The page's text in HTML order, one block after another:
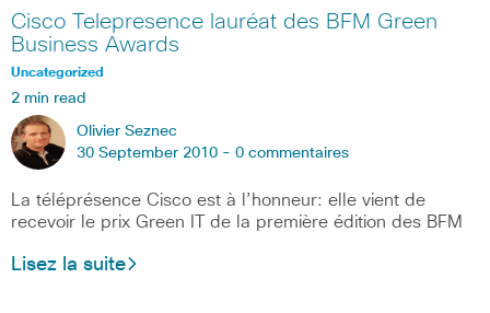
Cisco Telepresence lauréat des BFM Green
Business Awards
Uncategorized
2 min read
Olivier Seznec
30 September 2010 - 0 commentaires
La téléprésence Cisco est à l’honneur: elle vient de
recevoir le prix Green IT de la première édition des BFM
Lisez la suite